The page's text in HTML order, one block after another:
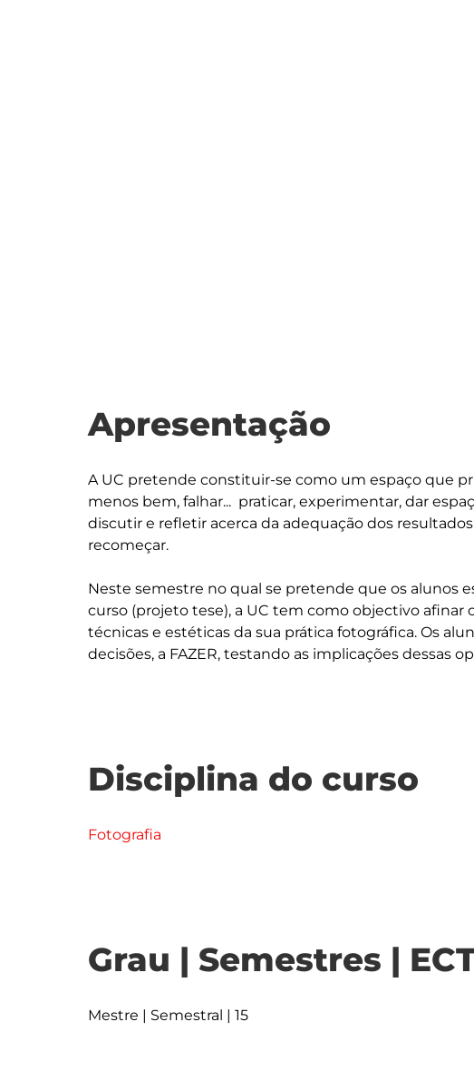
Apresentação
A UC pretende constituir-se como um espaço que
menos bem, falhar...  praticar, experimentar, dar
discutir e refletir acerca da adequação dos
recomeçar.
Neste semestre no qual se pretende que os alunos
curso (projeto tese), a UC tem como objectivo afinar
técnicas e estéticas da sua prática fotográfica. Os
Disciplina do curso
Fotografia
Grau | Semestres |
Mestre | Semestral | 15